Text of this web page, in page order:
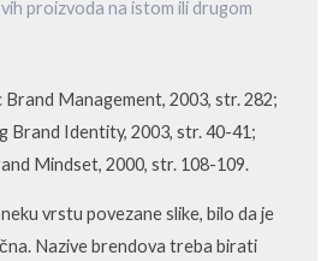
proizvoda na istom ili drugom
Brand Management, 2003, str. 282;
Brand Identity, 2003, str. 40-41;
Mindset, 2000, str. 108-109.
vrstu povezane slike, bilo da je
Nazive brendova treba birati